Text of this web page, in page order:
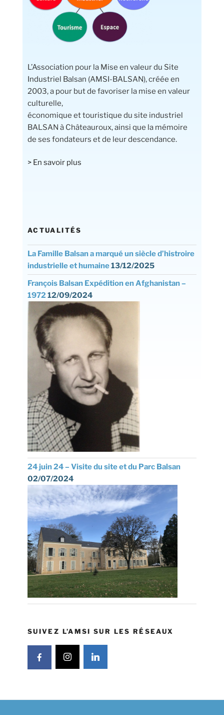
L’Association pour la Mise en valeur du Site
Industriel Balsan (AMSI-BALSAN), créée en
2003, a pour but de favoriser la mise en valeur
culturelle,
économique et touristique du site industriel
BALSAN à Châteauroux, ainsi que la mémoire
de ses fondateurs et de leur descendance.
> En savoir plus
ACTUALITÉS
La Famille Balsan a marqué un siècle d’histroire
industrielle et humaine13/12/2025
François Balsan Expédition en Afghanistan –
1972 12/09/2024
24 juin 24 – Visite du site et du Parc Balsan
02/07/2024
SUIVEZ L’AMSI SUR LES RÉSEAUX